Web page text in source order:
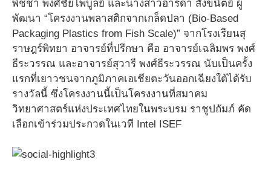
พิชชา พงศ์ชัยไพบูลย์ และนางสาวอารดา สังขนิตย์ ผู้
พัฒนา “โครงงานพลาสติกจากเกล็ดปลา (Bio-Based
Packaging Plastics from Fish Scale)” จากโรงเรียนสุ
ราษฎร์พิทยา อาจารย์ที่ปรึกษา คือ อาจารย์เฉลิมพร พงศ์
ธีระวรรณ และอาจารย์สุวารี พงศ์ธีระวรรณ นับเป็นครั้ง
แรกที่เยาวชนจากภูมิภาคเอเชียตะวันออกเฉียงใต้ได้รับ
รางวัลนี้ ซึ่งโครงงานนี้เป็นโครงงานที่สมาคม
วิทยาศาสตร์แห่งประเทศไทยในพระบรม ราชูปถัมภ์ คัด
เลือกเข้าร่วมประกวดในเวที Intel ISEF